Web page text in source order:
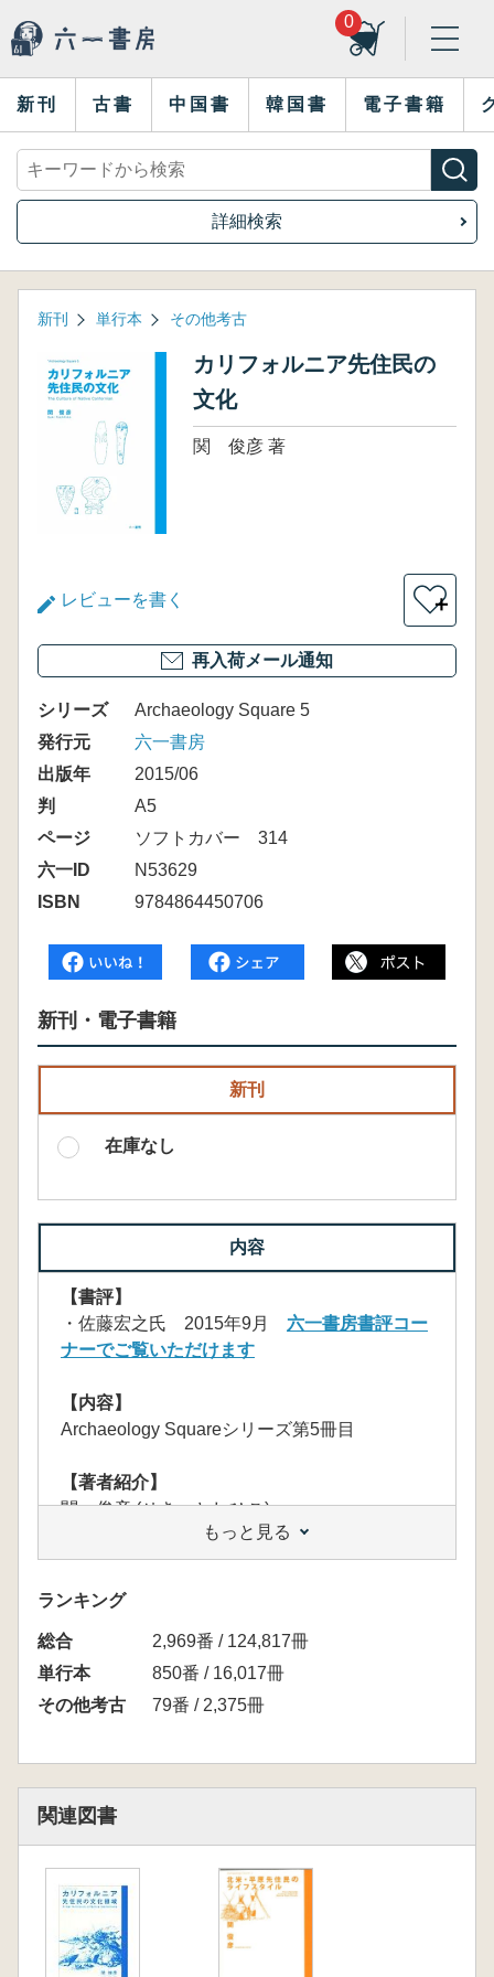
0
新刊 古書 中国書 韓国書 電子書籍
詳細検索
新刊 単行本 その他考古
カリフォルニア先住民の
文化
関 俊彦 著
レビューを書く ＋
再入荷メール通知
シリーズ
Archaeology Square 5
発行元
六一書房
出版年
2015/06
判
A5
ページ
ソフトカバー 314
六一ID
N53629
ISBN
9784864450706
新刊・電子書籍
新刊
在庫なし
内容
【書評】
・佐藤宏之氏 2015年9月 六一書房書評コー
ナーでご覧いただけます
【内容】
Archaeology Squareシリーズ第5冊目
【著者紹介】
関 俊彦 (せき としひこ)
【目次】
プロローグ
第一章 先史文化の移り変わり
一 はじめに
二 各地域の先史文化
南部の洪積世文化 サンディエギート
文化 石臼ホライゾン
地域の人たち
第二章 先住民のライフスタイル
一 はじめに
もっと見る
ランキング
総合
2,969番 / 124,817冊
単行本
850番 / 16,017冊
その他考古
79番 / 2,375冊
関連図書